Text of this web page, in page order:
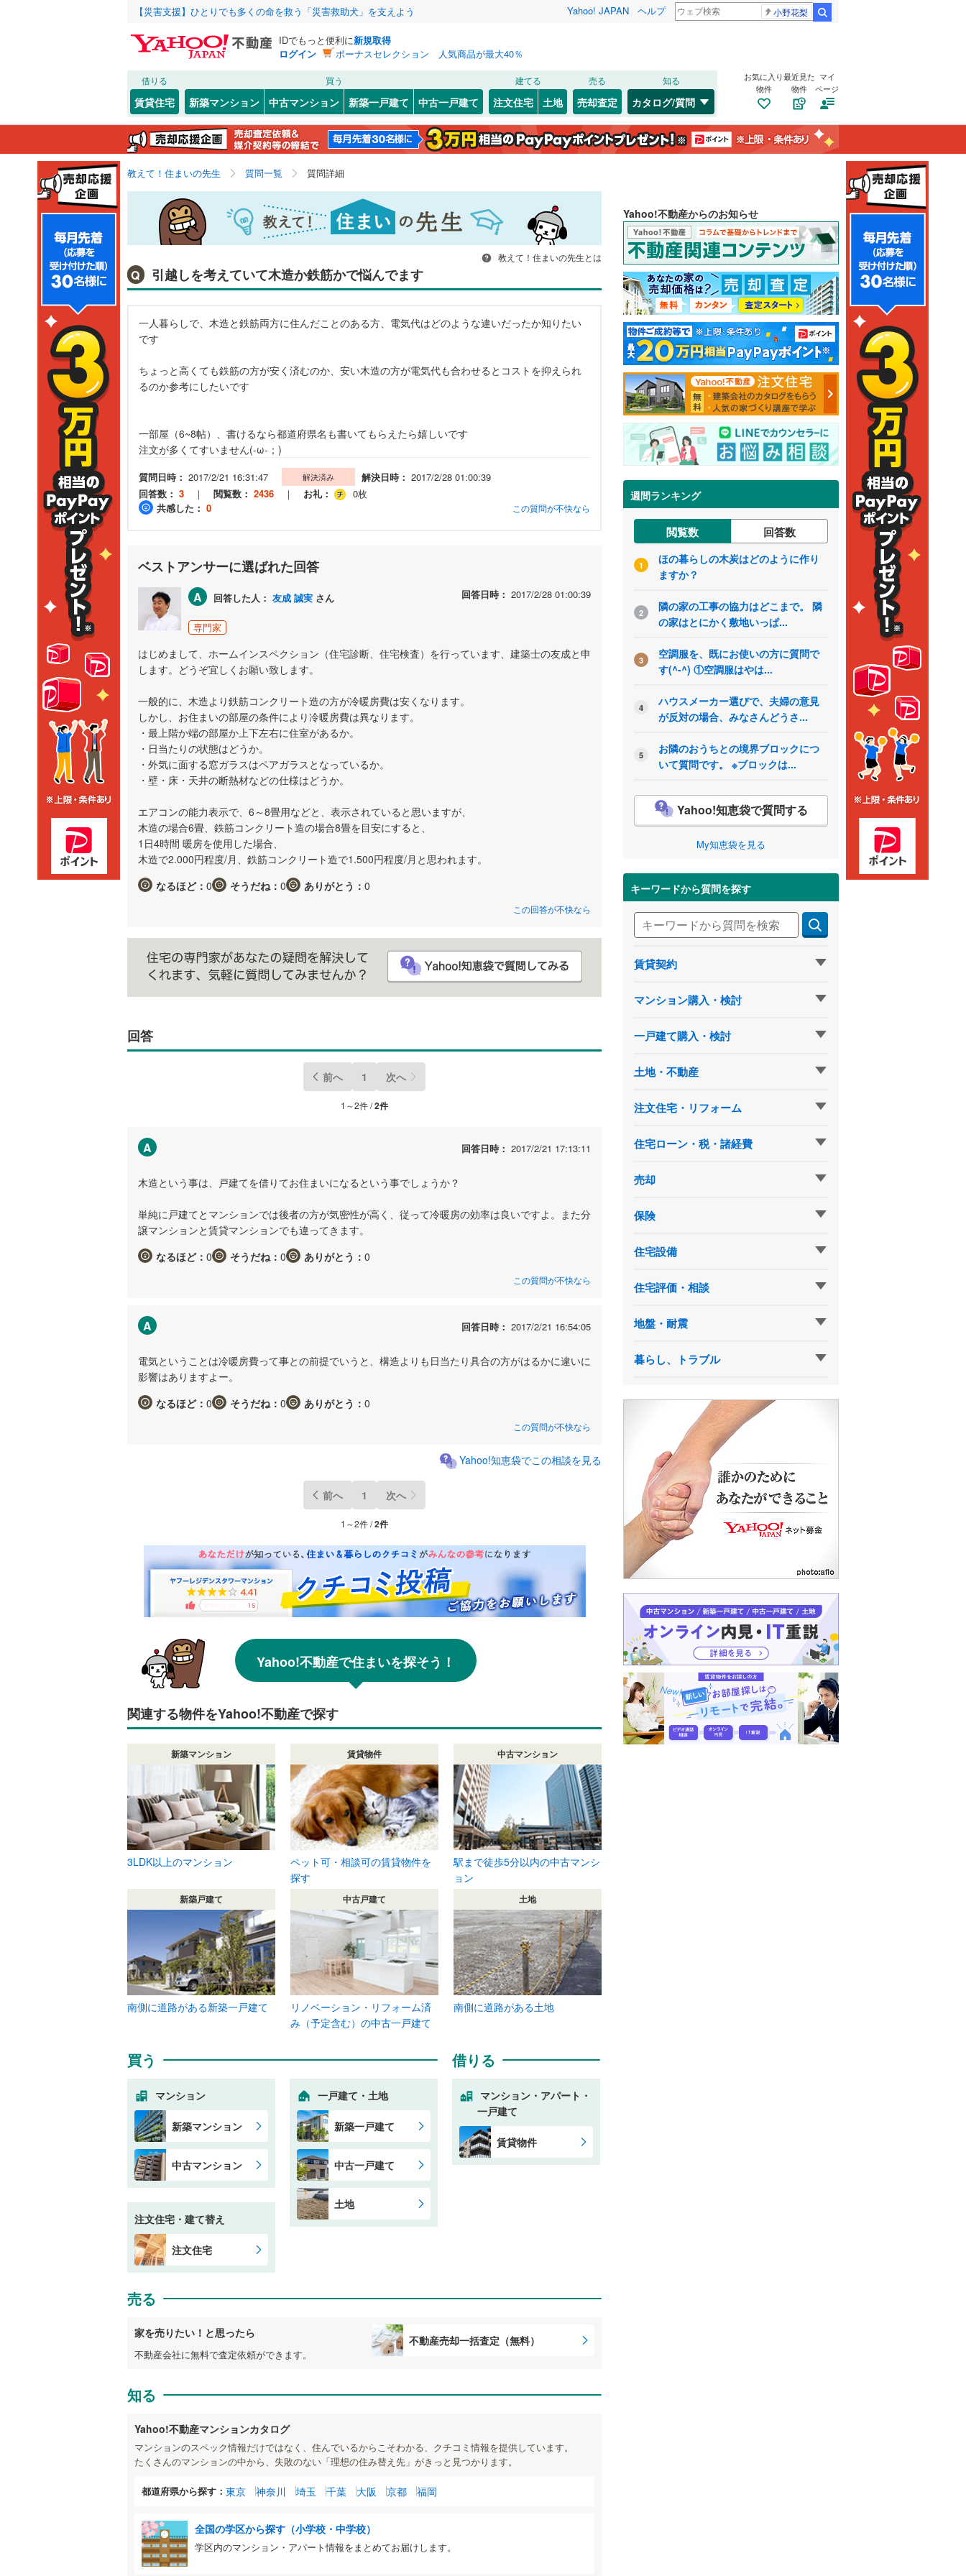
【災害支援】ひとりでも多くの命を救う「災害救助犬」を支えよう Yahoo! JAPAN ヘルプ 小野花梨
IDでもっと便利に新規取得
ログイン
ボーナスセレクション 人気商品が最大40％
借りる
賃貸住宅
買う
新築マンション 中古マンション 新築一戸建て 中古一戸建て
建てる
注文住宅 土地
売る
売却査定
知る
カタログ/質問
お気に入り
物件
最近見た
物件
マイ
ページ
教えて！住まいの先生 質問一覧 質問詳細
教えて！住まいの先生とは
Q 引越しを考えていて木造か鉄筋かで悩んでます
一人暮らしで、木造と鉄筋両方に住んだことのある方、電気代はどのような違いだったか知りたい
です
ちょっと高くても鉄筋の方が安く済むのか、安い木造の方が電気代も合わせるとコストを抑えられ
るのか参考にしたいです
一部屋（6~8帖）、書けるなら都道府県名も書いてもらえたら嬉しいです
注文が多くてすいません(-ω-；)
質問日時： 2017/2/21 16:31:47 解決済み 解決日時： 2017/2/28 01:00:39
回答数： 3 ｜ 閲覧数： 2436 ｜ お礼：
0枚
共感した： 0 この質問が不快なら
ベストアンサーに選ばれた回答
A 回答した人： 友成 誠実 さん 回答日時： 2017/2/28 01:00:39
専門家
はじめまして、ホームインスペクション（住宅診断、住宅検査）を行っています、建築士の友成と申
します。どうぞ宜しくお願い致します。
一般的に、木造より鉄筋コンクリート造の方が冷暖房費は安くなります。
しかし、お住まいの部屋の条件により冷暖房費は異なります。
・最上階か端の部屋か上下左右に住室があるか。
・日当たりの状態はどうか。
・外気に面する窓ガラスはペアガラスとなっているか。
・壁・床・天井の断熱材などの仕様はどうか。
エアコンの能力表示で、6～8畳用などと、表示されていると思いますが、
木造の場合6畳、鉄筋コンクリート造の場合8畳を目安にすると、
1日4時間 暖房を使用した場合、
木造で2.000円程度/月、鉄筋コンクリート造で1.500円程度/月と思われます。
なるほど： 0 そうだね： 0 ありがとう： 0
この回答が不快なら
回答
前へ 1 次へ
1～2件 /2件
A 回答日時： 2017/2/21 17:13:11
木造という事は、戸建てを借りてお住まいになるという事でしょうか？
単純に戸建てとマンションでは後者の方が気密性が高く、従って冷暖房の効率は良いですよ。また分
譲マンションと賃貸マンションでも違ってきます。
なるほど： 0 そうだね： 0 ありがとう： 0
この質問が不快なら
A 回答日時： 2017/2/21 16:54:05
電気ということは冷暖房費って事との前提でいうと、構造よりも日当たり具合の方がはるかに違いに
影響はありますよー。
なるほど： 0 そうだね： 0 ありがとう： 0
この質問が不快なら
Yahoo!知恵袋でこの相談を見る
前へ 1 次へ
1～2件 /2件
Yahoo!不動産で住まいを探そう！
関連する物件をYahoo!不動産で探す
新築マンション
3LDK以上のマンション
賃貸物件
ペット可・相談可の賃貸物件を
探す
中古マンション
駅まで徒歩5分以内の中古マンシ
ョン
新築戸建て
南側に道路がある新築一戸建て
中古戸建て
リノベーション・リフォーム済
み（予定含む）の中古一戸建て
土地
南側に道路がある土地
買う
マンション
新築マンション
中古マンション
注文住宅・建て替え
注文住宅
一戸建て・土地
新築一戸建て
中古一戸建て
土地
借りる
マンション・アパート・
一戸建て
賃貸物件
売る
家を売りたい！と思ったら
不動産会社に無料で査定依頼ができます。
不動産売却一括査定（無料）
知る
Yahoo!不動産マンションカタログ
マンションのスペック情報だけではなく、住んでいるからこそわかる、クチコミ情報を提供しています。
たくさんのマンションの中から、失敗のない「理想の住み替え先」がきっと見つかります。
都道府県から探す： 東京 神奈川 埼玉 千葉 大阪 京都 福岡
全国の学区から探す（小学校・中学校）
学区内のマンション・アパート情報をまとめてお届けします。
Yahoo!不動産からのお知らせ
週間ランキング
閲覧数 回答数
1
ほの暮らしの木炭はどのように作り
ますか？
2
隣の家の工事の協力はどこまで。 隣
の家はとにかく敷地いっぱ...
3
空調服を、既にお使いの方に質問で
す(^-^) ①空調服はやは...
4
ハウスメーカー選びで、夫婦の意見
が反対の場合、みなさんどうさ...
5
お隣のおうちとの境界ブロックにつ
いて質問です。 ※ブロックは...
Yahoo!知恵袋で質問する
My知恵袋を見る
キーワードから質問を探す
賃貸契約
マンション購入・検討
一戸建て購入・検討
土地・不動産
注文住宅・リフォーム
住宅ローン・税・諸経費
売却
保険
住宅設備
住宅評価・相談
地盤・耐震
暮らし、トラブル